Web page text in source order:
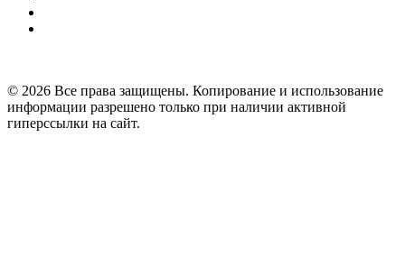
© 2026 Все права защищены. Копирование и использование
информации разрешено только при наличии активной
гиперссылки на сайт.